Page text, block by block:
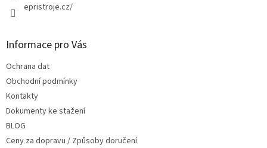
epristroje.cz/
Informace pro Vás
Ochrana dat
Obchodní podmínky
Kontakty
Dokumenty ke stažení
BLOG
Ceny za dopravu / Způsoby doručení